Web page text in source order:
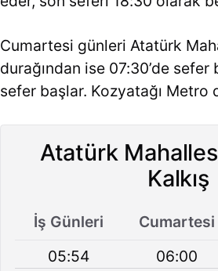
Cumartesi günleri Atatürk
durağından ise 07:30’de
sefer başlar. Kozyatağı Metro
Atatürk
Kalkış
İş Günleri Cumartesi
05:54
06:00